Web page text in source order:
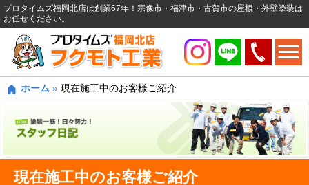
プロタイムズ福岡北店は創業67年！宗像市・福津市・古賀市の屋根・外壁塗装は
お任せください。
ホーム » 現在施工中のお客様ご紹介
現在施工中のお客様ご紹介